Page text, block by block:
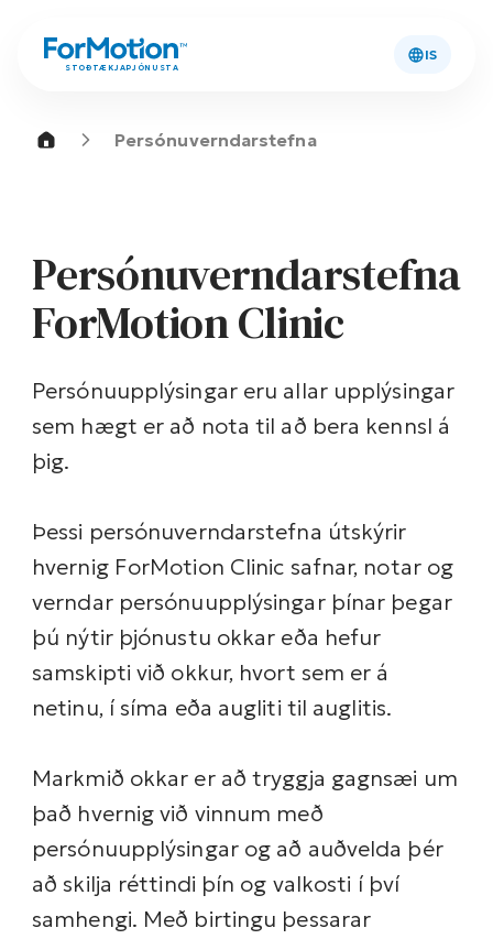
STOÐTÆKJAÞJÓNUSTA
IS
Persónuverndarstefna
Persónuverndarstefna
ForMotion Clinic
Persónuupplýsingar eru allar upplýsingar
sem hægt er að nota til að bera kennsl á
þig.
Þessi persónuverndarstefna útskýrir
hvernig ForMotion Clinic safnar, notar og
verndar persónuupplýsingar þínar þegar
þú nýtir þjónustu okkar eða hefur
samskipti við okkur, hvort sem er á
netinu, í síma eða augliti til auglitis.
Markmið okkar er að tryggja gagnsæi um
það hvernig við vinnum með
persónuupplýsingar og að auðvelda þér
að skilja réttindi þín og valkosti í því
samhengi. Með birtingu þessarar